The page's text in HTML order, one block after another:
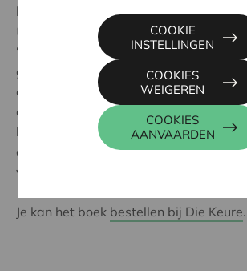
keuzemogelijkheden bij toepassing.
toelichting in de voetnoten bij de
“crash course” nieuw recht. Praktische
gedetailleerde concordantietabellen
en een schematisch stappenplan voor
de statuten van bestaande
boek compleet. De KB’s i.v.m. de
onderneming” en “beroepsvereniging”
verwerkt in de derde editie.
Je kan het boek bestellen bij Die Keure.
COOKIES
AANVAARDEN
COOKIES
WEIGEREN
COOKIE
INSTELLINGEN